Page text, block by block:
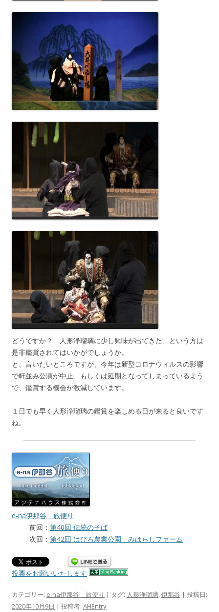
どうですか？ 人形浄瑠璃に少し興味が出てきた、という方は
是非鑑賞されてはいかがでしょうか。
と、言いたいところですが、今年は新型コロナウィルスの影響
で軒並み公演が中止、もしくは延期となってしまっているよう
で、鑑賞する機会が激減しています。
１日でも早く人形浄瑠璃の鑑賞を楽しめる日が来ると良いです
ね。
e-na伊那谷 旅便り
前回： 第40回 伝統のそば
次回： 第42回 はびろ農業公園 みはらしファーム
投票をお願いいたします
カテゴリー: e-na伊那谷 旅便り | タグ: 人形浄瑠璃,伊那谷 | 投稿日:
2020年10月9日 | 投稿者: AHEntry